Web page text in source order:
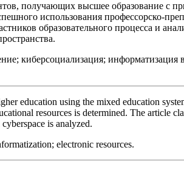
получающих высшее образование с
использования профессорско-
образовательного процесса и
киберсоциализация; информатизация
education using the mixed education
resources is determined. The article
is analyzed.
electronic resources.